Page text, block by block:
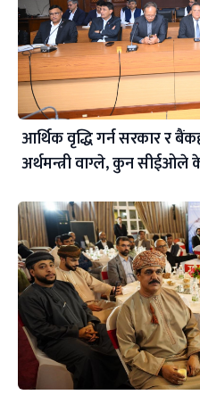
आर्थिक वृद्धि गर्न सरकार र
अर्थमन्त्री वाग्ले, कुन सीईओले